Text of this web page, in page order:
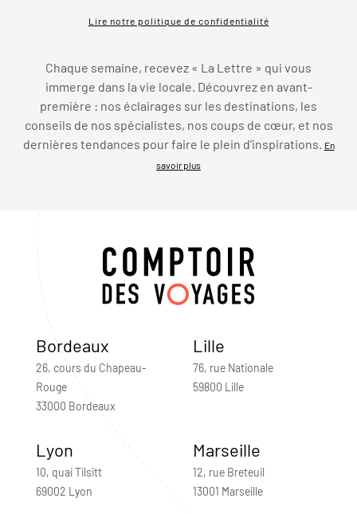
Lire notre politique de confidentialité
Chaque semaine, recevez « La Lettre » qui vous
immerge dans la vie locale. Découvrez en avant-
première : nos éclairages sur les destinations, les
conseils de nos spécialistes, nos coups de cœur, et nos
dernières tendances pour faire le plein d’inspirations.
En
savoir plus
Bordeaux
26, cours du Chapeau-
Rouge
33000 Bordeaux
Lille
76, rue Nationale
59800 Lille
Lyon
10, quai Tilsitt
69002 Lyon
Marseille
12, rue Breteuil
13001 Marseille